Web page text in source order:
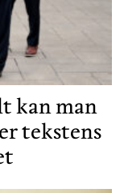
kan man
tekstens